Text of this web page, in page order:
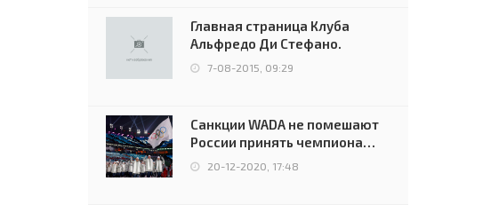
Главная страница Клуба
Альфредо Ди Стефано.
7-08-2015, 09:29
Санкции WADA не помешают
России принять чемпионат
Европы и финал Лиги
чемпионов.
20-12-2020, 17:48